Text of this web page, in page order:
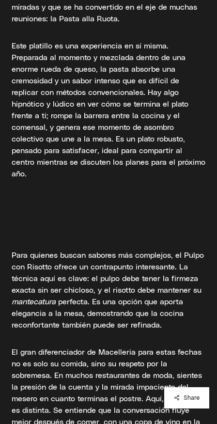
miradas y que se ha convertido en el eje de muchas
reuniones: la Pasta alla Ruota.
Este platillo es una experiencia en sí misma.
Preparada al momento y mezclada dentro de una
enorme rueda de queso, la pasta absorbe una
cremosidad y un sabor intenso que es difícil de
replicar con métodos convencionales. Hay algo
hipnótico y lúdico en ver cómo se termina el plato
frente a ti; rompe la barrera entre la cocina y el
comensal, y genera ese momento de asombro
colectivo que une a la mesa. Es un plato robusto,
pensado para satisfacer, ideal para compartir al
centro mientras se discuten los planes para el próximo
año.
Para quienes buscan sabores más complejos, el Pulpo
con Risotto ofrece un contrapunto interesante. La
técnica aquí es clave: el pulpo debe tener la firmeza
exacta sin ser chicloso, y el risotto debe mantener su
mantecaturaperfecta. Es una opción que aporta
elegancia a la mesa, demostrando que la cocina
reconfortante también puede ser refinada.
El gran diferenciador de Macelleria para estas fechas
no es solo su comida, sino su respeto por la
sobremesa. En muchos restaurantes de moda, sientes
la presión de la cuenta y la mirada impaciente del
mesero en cuanto terminas el postre. Aquí, la filosofía
es distinta. Se entiende que la conversación fluye
mejor después de comer, con una copa de vino en la
Share